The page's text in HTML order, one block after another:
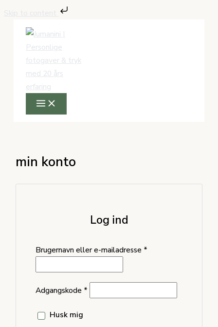
indholdet
min konto
Log ind
Brugernavn eller e-mailadresse *
Adgangskode *
Husk mig